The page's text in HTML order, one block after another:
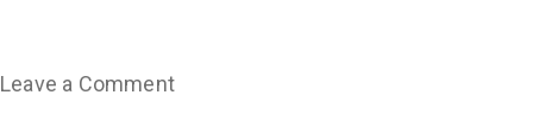
Leave a Comment